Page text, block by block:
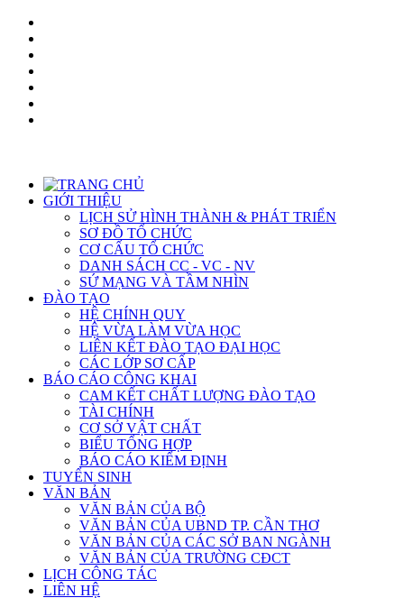
GIỚI THIỆU
LỊCH SỬ HÌNH THÀNH & PHÁT TRIỂN
SƠ ĐỒ TỔ CHỨC
CƠ CẤU TỔ CHỨC
DANH SÁCH CC - VC - NV
SỨ MẠNG VÀ TẦM NHÌN
ĐÀO TẠO
HỆ CHÍNH QUY
HỆ VỪA LÀM VỪA HỌC
LIÊN KẾT ĐÀO TẠO ĐẠI HỌC
CÁC LỚP SƠ CẤP
BÁO CÁO CÔNG KHAI
CAM KẾT CHẤT LƯỢNG ĐÀO TẠO
TÀI CHÍNH
CƠ SỞ VẬT CHẤT
BIỂU TỔNG HỢP
BÁO CÁO KIỂM ĐỊNH
TUYỂN SINH
VĂN BẢN
VĂN BẢN CỦA BỘ
VĂN BẢN CỦA UBND TP. CẦN THƠ
VĂN BẢN CỦA CÁC SỞ BAN NGÀNH
VĂN BẢN CỦA TRƯỜNG CĐCT
LỊCH CÔNG TÁC
LIÊN HỆ